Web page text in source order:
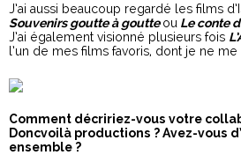
J’ai aussi beaucoup regardé les films
Souvenirs goutte à goutte ou Le conte
J’ai également visionné plusieurs fois
l’un de mes films favoris, dont je ne me
Comment décririez-vous votre
Doncvoilà productions ? Avez-vous
ensemble ?